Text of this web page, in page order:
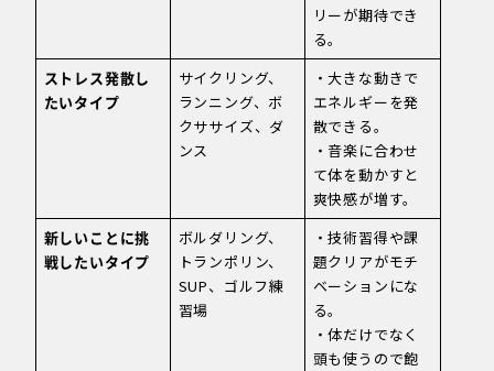
リーが期待でき
る。
ストレス発散し
たいタイプ
サイクリング、
ランニング、ボ
クササイズ、ダ
ンス
・大きな動きで
エネルギーを発
散できる。
・音楽に合わせ
て体を動かすと
爽快感が増す。
新しいことに挑
戦したいタイプ
ボルダリング、
トランポリン、
SUP、ゴルフ練
習場
・技術習得や課
題クリアがモチ
ベーションにな
る。
・体だけでなく
頭も使うので飽